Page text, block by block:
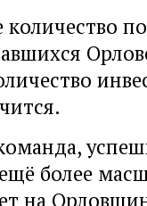
более
на